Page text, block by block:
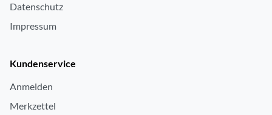
Datenschutz
Impressum
Kundenservice
Anmelden
Merkzettel